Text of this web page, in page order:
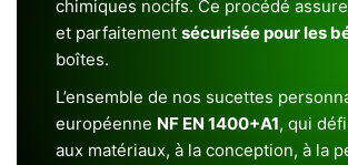
chimiques nocifs. Ce procédé
et parfaitement sécurisée pour les
boîtes.
L’ensemble de nos sucettes
européenne NF EN 1400+A1, qui
aux matériaux, à la conception, à la